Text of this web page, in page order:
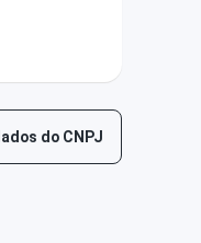
do CNPJ